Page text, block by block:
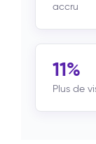
accru
11%
Plus de